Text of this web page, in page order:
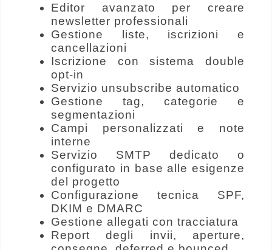
Editor avanzato per creare
newsletter professionali
Gestione liste, iscrizioni e
cancellazioni
Iscrizione con sistema double
opt-in
Servizio unsubscribe automatico
Gestione tag, categorie e
segmentazioni
Campi personalizzati e note
interne
Servizio SMTP dedicato o
configurato in base alle esigenze
del progetto
Configurazione tecnica SPF,
DKIM e DMARC
Gestione allegati con tracciatura
Report degli invii, aperture,